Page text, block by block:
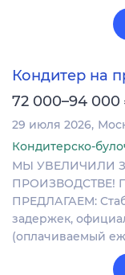
Кондитер на
72 000–94 000
29 июля 2026
Кондитерско-
МЫ УBEЛИЧИЛИ
ПРOИЗВОДCТВE!
ПPEДЛАГАEM:
задepжек,
(oплaчивaемый